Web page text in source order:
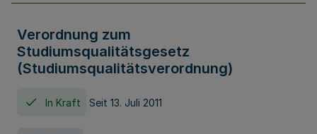
Verordnung zum
Studiumsqualitätsgesetz
(Studiumsqualitätsverordnung)
In Kraft Seit 13. Juli 2011